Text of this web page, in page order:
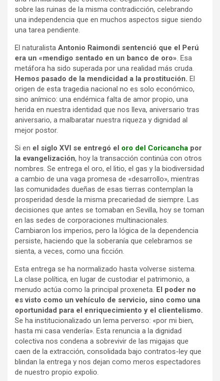
sobre las ruinas de la misma contradicción, celebrando
una independencia que en muchos aspectos sigue siendo
una tarea pendiente.
El naturalista Antonio Raimondi sentenció que el Perú
era un «mendigo sentado en un banco de oro». Esa
metáfora ha sido superada por una realidad más cruda.
Hemos pasado de la mendicidad a la prostitución. El
origen de esta tragedia nacional no es solo económico,
sino anímico: una endémica falta de amor propio, una
herida en nuestra identidad que nos lleva, aniversario tras
aniversario, a malbaratar nuestra riqueza y dignidad al
mejor postor.
Si en el siglo XVI se entregó el oro del Coricancha por
la evangelización, hoy la transacción continúa con otros
nombres. Se entrega el oro, el litio, el gas y la biodiversidad
a cambio de una vaga promesa de «desarrollo», mientras
las comunidades dueñas de esas tierras contemplan la
prosperidad desde la misma precariedad de siempre. Las
decisiones que antes se tomaban en Sevilla, hoy se toman
en las sedes de corporaciones multinacionales.
Cambiaron los imperios, pero la lógica de la dependencia
persiste, haciendo que la soberanía que celebramos se
sienta, a veces, como una ficción.
Esta entrega se ha normalizado hasta volverse sistema.
La clase política, en lugar de custodiar el patrimonio, a
menudo actúa como la principal proxeneta. El poder no
es visto como un vehículo de servicio, sino como una
oportunidad para el enriquecimiento y el clientelismo.
Se ha institucionalizado un lema perverso: «por mi bien,
hasta mi casa vendería». Esta renuncia a la dignidad
colectiva nos condena a sobrevivir de las migajas que
caen de la extracción, consolidada bajo contratos-ley que
blindan la entrega y nos dejan como meros espectadores
de nuestro propio expolio.